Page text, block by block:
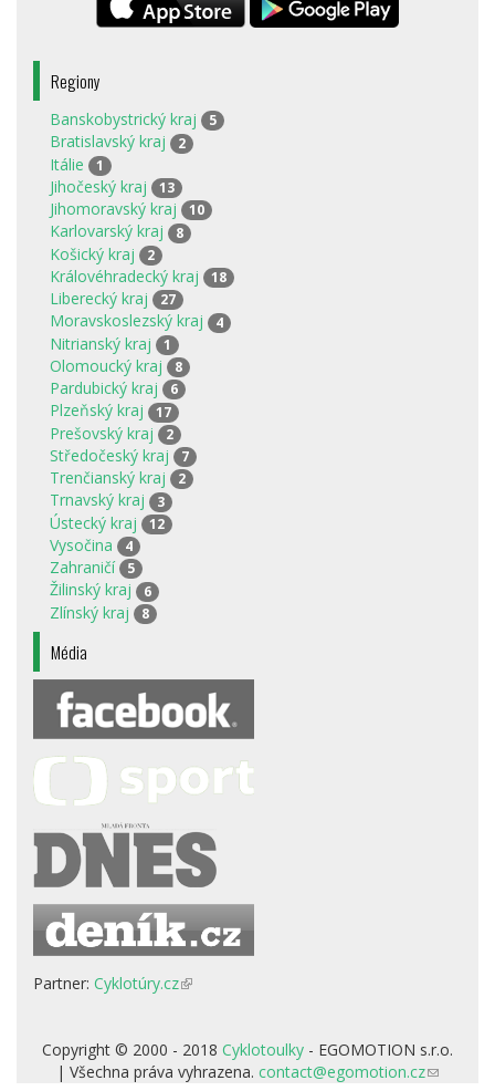
Regiony
Banskobystrický kraj 5
Bratislavský kraj 2
Itálie 1
Jihočeský kraj 13
Jihomoravský kraj 10
Karlovarský kraj 8
Košický kraj 2
Královéhradecký kraj 18
Liberecký kraj 27
Moravskoslezský kraj 4
Nitrianský kraj 1
Olomoucký kraj 8
Pardubický kraj 6
Plzeňský kraj 17
Prešovský kraj 2
Středočeský kraj 7
Trenčianský kraj 2
Trnavský kraj 3
Ústecký kraj 12
Vysočina 4
Zahraničí 5
Žilinský kraj 6
Zlínský kraj 8
Média
Partner: Cyklotúry.cz(odkaz
Copyright © 2000 - 2018 Cyklotoulky - EGOMOTION s.r.o.
| Všechna práva vyhrazena. contact@egomotion.cz(odkaz